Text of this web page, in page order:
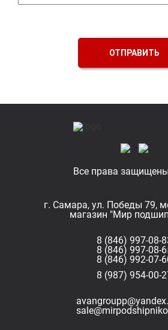
ОТПРАВИТЬ
Все права
г. Самара, ул. Победы 79,
магазин "Мир
8 (846) 997-08-
8 (846) 997-08-
8 (846) 992-07-
8 (987) 954-00-